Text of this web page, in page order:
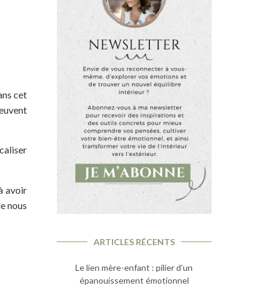
cet
avoir
nous
ARTICLES RÉCENTS
Le lien mère-enfant : pilier d’un
épanouissement émotionnel